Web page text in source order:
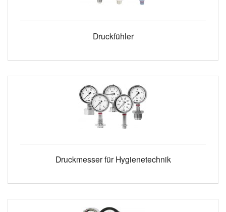
Druckfühler
Druckmesser für Hygienetechnik